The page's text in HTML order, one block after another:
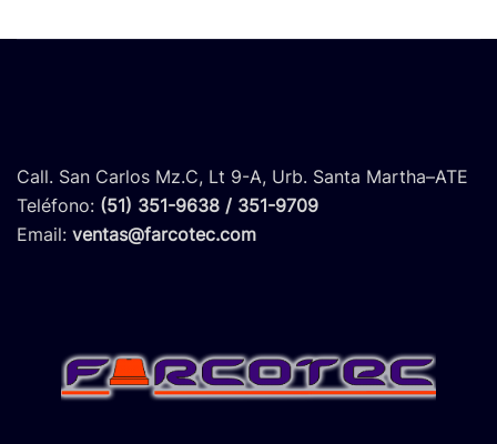
Call. San Carlos Mz.C, Lt 9-A, Urb. Santa Martha–ATE
Teléfono: (51) 351-9638 / 351-9709
Email: ventas@farcotec.com